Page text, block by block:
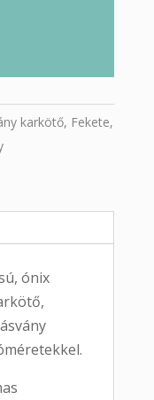
karkötő, Fekete,
ónix